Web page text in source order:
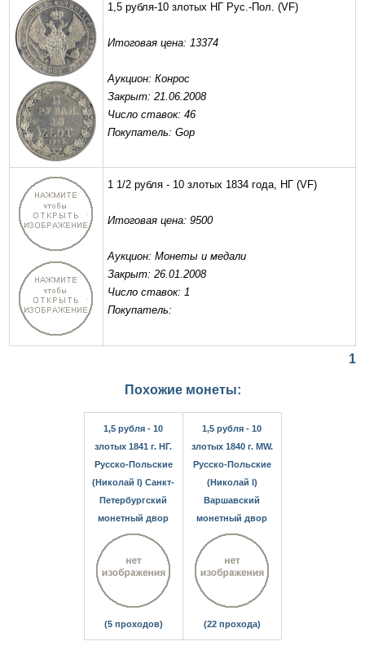
1,5 рубля-10 злотых НГ Рус.-Пол. (VF)
Итоговая цена: 13374
Аукцион: Конрос
Закрыт: 21.06.2008
Число ставок: 46
Покупатель: Gop
1 1/2 рубля - 10 злотых 1834 года, НГ (VF)
Итоговая цена: 9500
Аукцион: Монеты и медали
Закрыт: 26.01.2008
Число ставок: 1
Покупатель:
1
Похожие монеты:
1,5 рубля - 10
злотых 1841 г. НГ.
Русско-Польские
(Николай I) Санкт-
Петербургский
монетный двор
(5 проходов)
1,5 рубля - 10
злотых 1840 г. MW.
Русско-Польские
(Николай I)
Варшавский
монетный двор
(22 прохода)